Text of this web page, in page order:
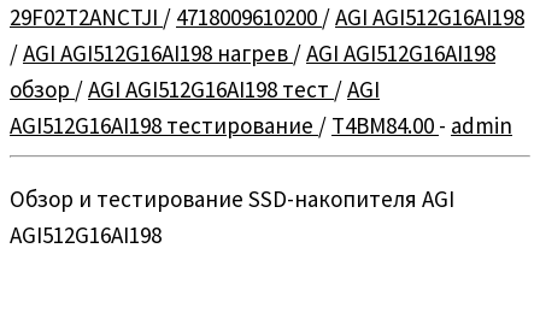
29F02T2ANCTJI / 4718009610200 /AGI AGI512G16AI198
/AGI AGI512G16AI198 нагрев /AGI AGI512G16AI198
обзор /AGI AGI512G16AI198 тест /AGI
AGI512G16AI198 тестирование / T4BM84.00 - admin
Обзор и тестирование SSD-накопителя AGI
AGI512G16AI198